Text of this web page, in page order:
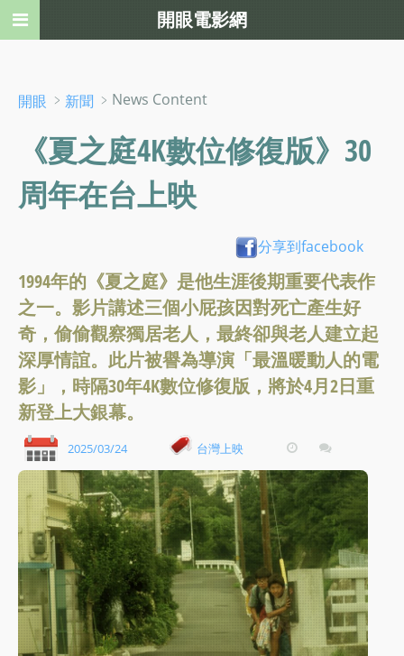
開眼 ﹥ 新聞 ﹥News Content
《夏之庭4K數位修復版》30
周年在台上映
分享到facebook
1994年的《夏之庭》是他生涯後期重要代表作
之一。影片講述三個小屁孩因對死亡產生好
奇，偷偷觀察獨居老人，最終卻與老人建立起
深厚情誼。此片被譽為導演「最溫暖動人的電
影」，時隔30年4K數位修復版，將於4月2日重
新登上大銀幕。
2025/03/24 台灣上映
開眼電影網